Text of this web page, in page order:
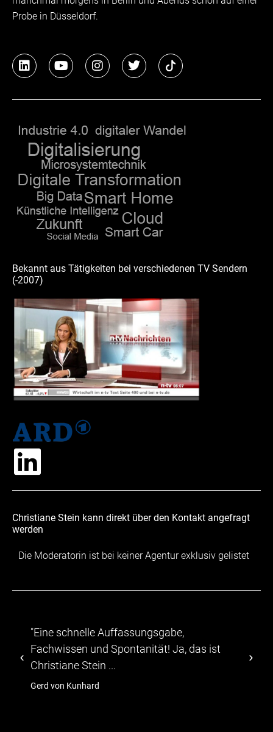
Probe in Düsseldorf.
L
i
i
n
Y
o
e
I
n
r
a
m
T
w
r
Bekannt aus Tätigkeiten bei verschiedenen TV Sendern
(-2007)
Christiane Stein kann direkt über den Kontakt angefragt
werden
Die Moderatorin ist bei keiner Agentur exklusiv gelistet
"Eine schnelle Auffassungsgabe,
Fachwissen und Spontanität! Ja, das ist
Christiane Stein ...
Gerd von Kunhard